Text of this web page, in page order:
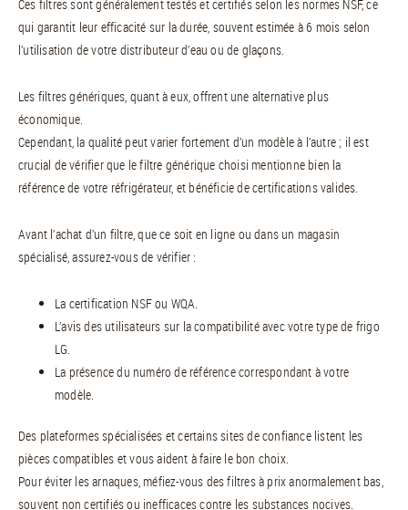
Ces filtres sont généralement testés et certifiés selon les normes NSF, ce
qui garantit leur efficacité sur la durée, souvent estimée à 6 mois selon
l’utilisation de votre distributeur d’eau ou de glaçons.
Les filtres génériques, quant à eux, offrent une alternative plus
économique.
Cependant, la qualité peut varier fortement d’un modèle à l’autre ; il est
crucial de vérifier que le filtre générique choisi mentionne bien la
référence de votre réfrigérateur, et bénéficie de certifications valides.
Avant l’achat d’un filtre, que ce soit en ligne ou dans un magasin
spécialisé, assurez-vous de vérifier :
La certification NSF ou WQA.
L’avis des utilisateurs sur la compatibilité avec votre type de frigo
LG.
La présence du numéro de référence correspondant à votre
modèle.
Des plateformes spécialisées et certains sites de confiance listent les
pièces compatibles et vous aident à faire le bon choix.
Pour éviter les arnaques, méfiez-vous des filtres à prix anormalement bas,
souvent non certifiés ou inefficaces contre les substances nocives.